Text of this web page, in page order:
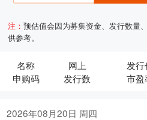
注：预估值会因为募集资金、发行数量
供参考。
名称
申购码
网上
发行数
发
市盈
2026年08月20日 周四